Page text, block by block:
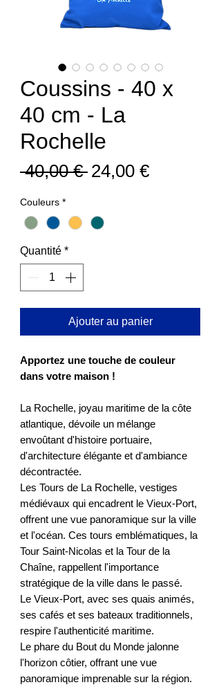
Coussins - 40 x
40 cm - La
Rochelle
40,00 € Prix
24,00 €Prix
Couleurs *
Quantité *
Ajouter au panier
Apportez une touche de couleur
dans votre maison !
La Rochelle, joyau maritime de la côte
atlantique, dévoile un mélange
envoûtant d'histoire portuaire,
d'architecture élégante et d'ambiance
décontractée.
Les Tours de La Rochelle, vestiges
médiévaux qui encadrent le Vieux-Port,
offrent une vue panoramique sur la ville
et l'océan. Ces tours emblématiques, la
Tour Saint-Nicolas et la Tour de la
Chaîne, rappellent l'importance
stratégique de la ville dans le passé.
Le Vieux-Port, avec ses quais animés,
ses cafés et ses bateaux traditionnels,
respire l'authenticité maritime.
Le phare du Bout du Monde jalonne
l'horizon côtier, offrant une vue
panoramique imprenable sur la région.